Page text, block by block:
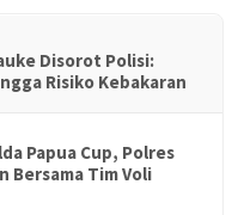
Disorot Polisi:
Risiko Kebakaran
Papua Cup, Polres
Bersama Tim Voli